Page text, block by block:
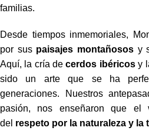
familias.
Desde tiempos inmemoriales,
por sus paisajes montañososy
Aquí, la cría decerdos ibéricosy
sido un arte que se ha
generaciones. Nuestros
pasión, nos enseñaron que el
del respeto por la naturaleza y la